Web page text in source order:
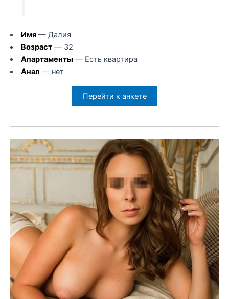
Имя— Далия
Возраст— 32
Апартаменты — Есть квартира
Анал — нет
Перейти к анкете